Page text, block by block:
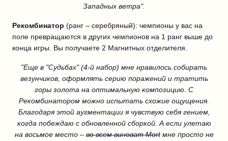
Западных ветра".
Рекомбинатор (ранг – серебряный): чемпионы у вас на
поле превращаются в других чемпионов на 1 ранг выше до
конца игры. Вы получаете 2 Магнитных отделителя.
"Еще в "Судьбах" (4-й набор) мне нравилось собирать
везунчиков, оформлять серию поражений и тратить
горы золота на оптимальную композицию. С
Рекомбинатором можно испытать схожие ощущения.
Благодаря этой аугментации я чувствую себя гением,
когда побеждаю с обновленной сборкой. А если улетаю
на восьмое место –во всем виноват Mortмне просто не